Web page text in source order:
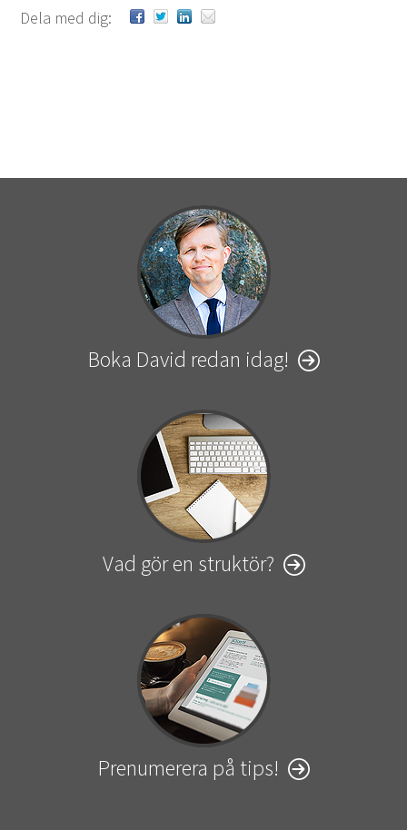
Dela med dig:
Boka David redan idag!
Vad gör en struktör?
Prenumerera på tips!